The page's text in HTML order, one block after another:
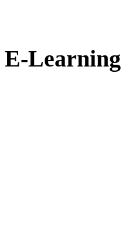
E-Learning